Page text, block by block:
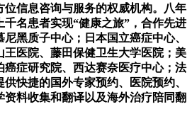
位信息咨询与服务的权威机构。八年
名患者实现“健康之旅”，合作先进
黑质子中心；日本国立癌症中心、
王医院、藤田保健卫生大学医院；美
癌症研究院、西达赛奈医疗中心；法
快捷的国外专家预约、医院预约、
料收集和翻译以及海外治疗陪同翻